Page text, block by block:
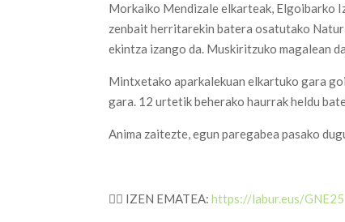
Morkaiko Mendizale elkarteak, Elgoibarko
zenbait herritarekin batera osatutako
ekintza izango da. Muskiritzuko magalean
Mintxetako aparkalekuan elkartuko gara
gara. 12 urtetik beherako haurrak heldu
Anima zaitezte, egun paregabea pasako
✍🏻 IZEN EMATEA:https://labur.eus/GNE25